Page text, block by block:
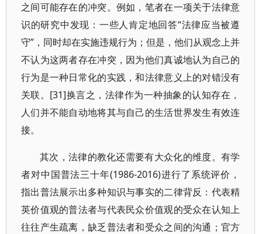
之间可能存在的冲突。例如，笔者在一项关于法律意
识的研究中发现：一些人肯定地回答“法律应当被遵
守”，同时却在实施违规行为；但是，他们从观念上并
不认为这两者存在冲突，因为他们真诚地认为自己的
行为是一种日常化的实践，和法律意义上的对错没有
关联。[31]换言之，法律作为一种抽象的认知存在，
人们并不能自动地将其与自己的生活世界发生有效连
接。
其次，法律的教化还需要有大众化的维度。有学
者对中国普法三十年(1986-2016)进行了系统评价，
指出普法展示出多种知识与事实的二律背反：代表精
英价值观的普法者与代表民众价值观的受众在认知上
往往产生疏离，缺乏普法者和受众之间的沟通；官方